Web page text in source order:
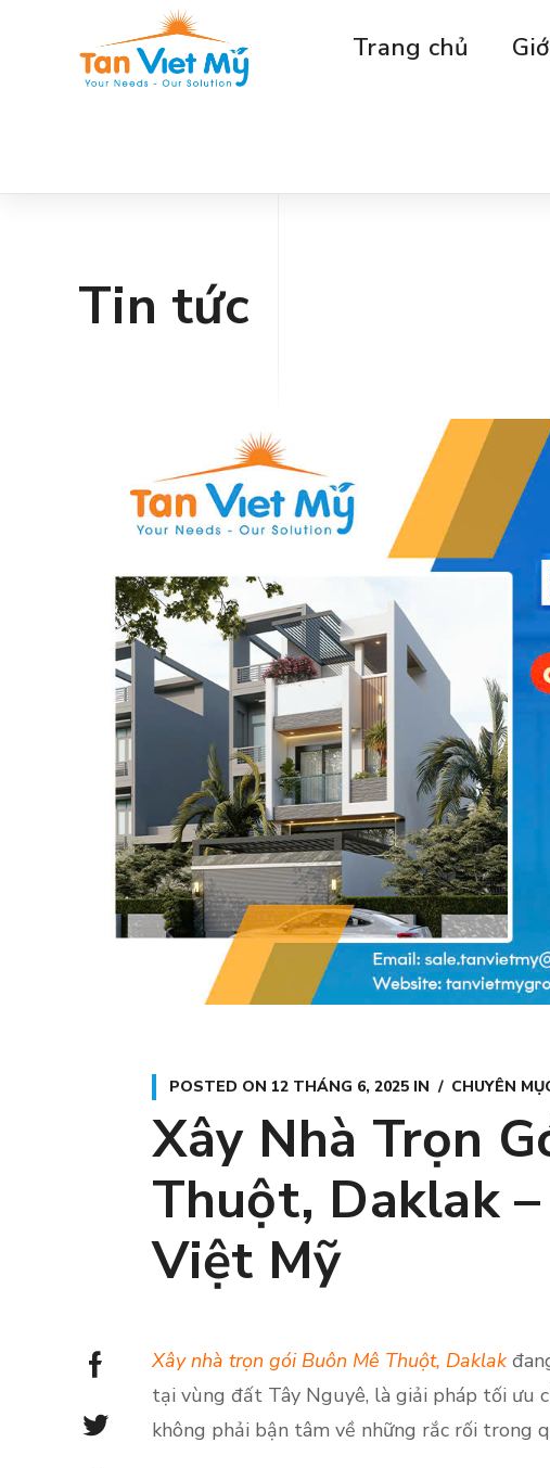
Trang chủ
Tin tức
POSTED ON 12 THÁNG 6, 2025IN CHUYÊN
Xây Nhà Trọn
Thuột, Daklak
Việt Mỹ
Xây nhà trọn gói Buôn Mê Thuột, Daklak
tại vùng đất Tây Nguyê, là giải pháp tối ưu
không phải bận tâm về những rắc rối trong